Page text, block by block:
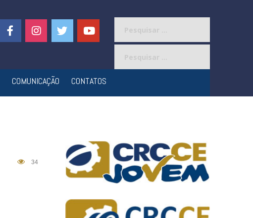
COMUNICAÇÃO CONTATOS
34